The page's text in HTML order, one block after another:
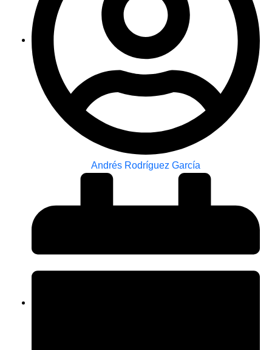
Andrés Rodríguez García